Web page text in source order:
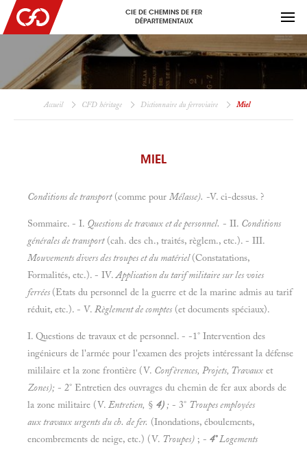
CIE DE CHEMINS DE FER
DÉPARTEMENTAUX
Accueil CFD héritage Dictionnaire du ferroviaire Miel
MIEL
Conditions de transport(comme pour Mélasse). -V. ci-dessus. ?
Sommaire. - I. Questions de travaux et de personnel. - II. Conditions
générales de transport(cah. des ch., traités, règlem., etc.). - III.
Mouvements divers des troupes et du matériel(Constatations,
Formalités, etc.). - IV.Application du tarif militaire sur les voies
ferrées (Etats du personnel de la guerre et de la marine admis au tarif
réduit, etc.). - V. Règlement de comptes (et documents spéciaux).
I. Questions de travaux et de personnel. - -1° Intervention des
ingénieurs de l'armée pour l'examen des projets intéressant la défense
mililaire et la zone frontière (V. Confèrences, Projets, Travaux et
Zones); - 2° Entretien des ouvrages du chemin de fer aux abords de
la zone militaire (V. Entretien, § 4); - 3° Troupes employées
aux travaux urgents du ch. de fer. (Inondations, éboulements,
encombrements de neige, etc.) (V. Troupes) ; - 4°Logements